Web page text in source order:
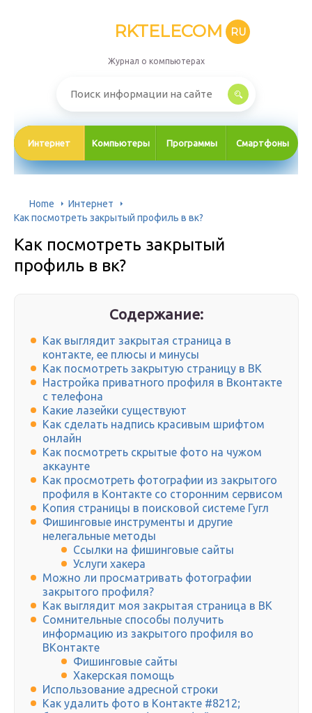
RKTELECOM RU
Журнал о компьютерах
Интернет Компьютеры Программы Смартфоны
Home
Интернет
Как посмотреть закрытый профиль в вк?
Как посмотреть закрытый
профиль в вк?
Содержание:
Как выглядит закрытая страница в
контакте, ее плюсы и минусы
Как посмотреть закрытую страницу в ВК
Настройка приватного профиля в Вконтакте
с телефона
Какие лазейки существуют
Как сделать надпись красивым шрифтом
онлайн
Как посмотреть скрытые фото на чужом
аккаунте
Как просмотреть фотографии из закрытого
профиля в Контакте со сторонним сервисом
Копия страницы в поисковой системе Гугл
Фишинговые инструменты и другие
нелегальные методы
Ссылки на фишинговые сайты
Услуги хакера
Можно ли просматривать фотографии
закрытого профиля?
Как выглядит моя закрытая страница в ВК
Сомнительные способы получить
информацию из закрытого профиля во
ВКонтакте
Фишинговые сайты
Хакерская помощь
Использование адресной строки
Как удалить фото в Контакте #8212;